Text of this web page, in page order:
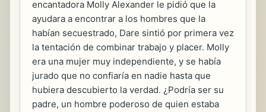
encantadora Molly Alexander le pidió que la
ayudara a encontrar a los hombres que la
habían secuestrado, Dare sintió por primera vez
la tentación de combinar trabajo y placer. Molly
era una mujer muy independiente, y se había
jurado que no confiaría en nadie hasta que
hubiera descubierto la verdad. ¿Podría ser su
padre, un hombre poderoso de quien estaba